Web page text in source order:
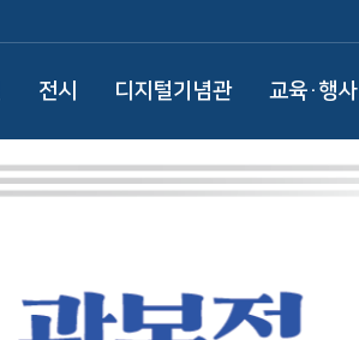
전시 디지털기념관 교육·행사